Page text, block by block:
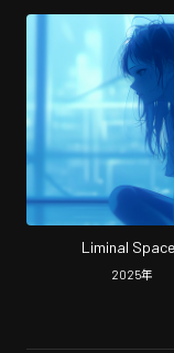
Liminal
2025年